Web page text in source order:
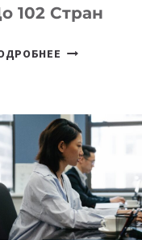
102 Стран
ГЕОГРАФИЯ
PARK
UZBEKISTAN
РАСШИРИЛАСЬ
ДО
102
СТРАН